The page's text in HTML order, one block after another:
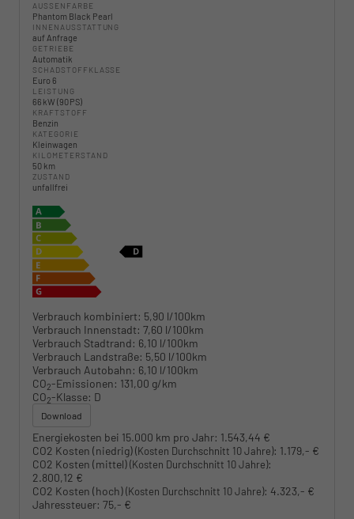
AUSSENFARBE
Phantom Black Pearl
INNENAUSSTATTUNG
auf Anfrage
GETRIEBE
Automatik
SCHADSTOFFKLASSE
Euro 6
LEISTUNG
66 kW (90 PS)
KRAFTSTOFF
Benzin
KATEGORIE
Kleinwagen
KILOMETERSTAND
50 km
ZUSTAND
unfallfrei
Verbrauch kombiniert: 5,90 l/100km
Verbrauch Innenstadt: 7,60 l/100km
Verbrauch Stadtrand: 6,10 l/100km
Verbrauch Landstraße: 5,50 l/100km
Verbrauch Autobahn: 6,10 l/100km
CO2-Emissionen: 131,00 g/km
CO2-Klasse: D
Download
Energiekosten bei 15.000 km pro Jahr: 1.543,44 €
CO2 Kosten (niedrig)(Kosten Durchschnitt 10 Jahre): 1.179,- €
CO2 Kosten (mittel)(Kosten Durchschnitt 10 Jahre):
2.800,12 €
CO2 Kosten (hoch)(Kosten Durchschnitt 10 Jahre): 4.323,- €
Jahressteuer: 75,- €